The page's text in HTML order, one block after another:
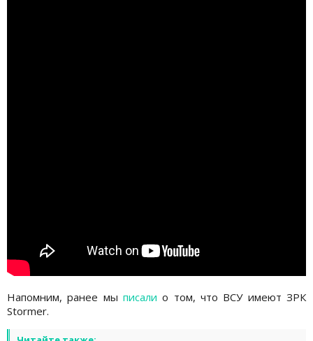
Напомним, ранее мы писали о том, что ВСУ имеют ЗРК
Stormer.